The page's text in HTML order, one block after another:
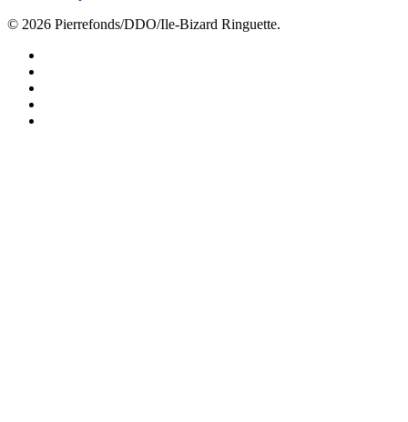
© 2026 Pierrefonds/DDO/Ile-Bizard Ringuette.